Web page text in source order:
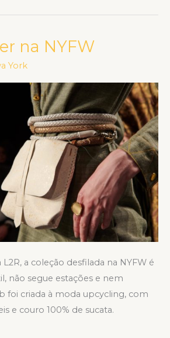
na NYFW
York
a coleção desfilada na NYFW é
não segue estações e nem
foi criada à moda upcycling, com
e couro 100% de sucata.